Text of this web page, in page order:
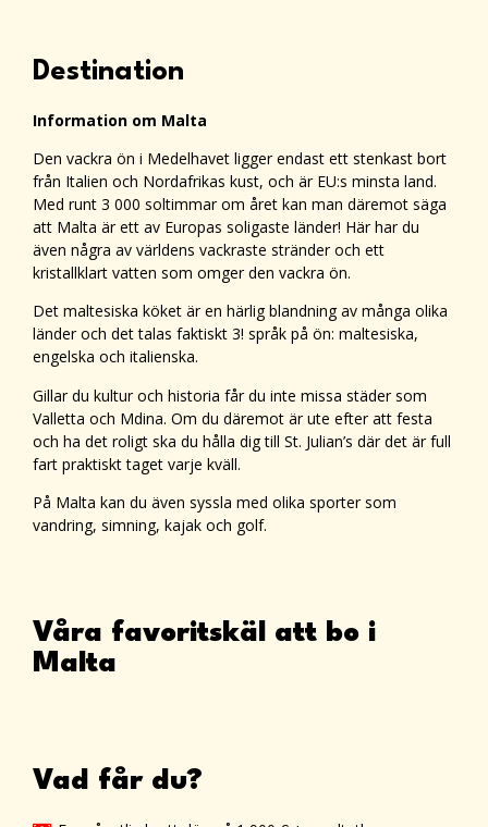
Destination
Information om Malta
Den vackra ön i Medelhavet ligger endast ett stenkast bort
från Italien och Nordafrikas kust, och är EU:s minsta land.
Med runt 3 000 soltimmar om året kan man däremot säga
att Malta är ett av Europas soligaste länder! Här har du
även några av världens vackraste stränder och ett
kristallklart vatten som omger den vackra ön.
Det maltesiska köket är en härlig blandning av många olika
länder och det talas faktiskt 3! språk på ön: maltesiska,
engelska och italienska.
Gillar du kultur och historia får du inte missa städer som
Valletta och Mdina. Om du däremot är ute efter att festa
och ha det roligt ska du hålla dig till St. Julian’s där det är full
fart praktiskt taget varje kväll.
På Malta kan du även syssla med olika sporter som
vandring, simning, kajak och golf.
Våra favoritskäl att bo i
Malta
Vad får du?